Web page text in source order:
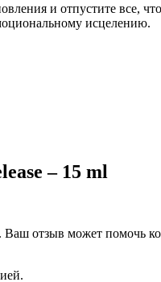
и отпустите
исцелению.
– 15 ml
отзыв может помочь